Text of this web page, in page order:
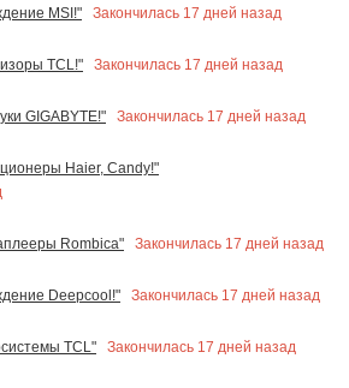
MSI!"
Закончилась 17 дней назад
TCL!"
Закончилась 17 дней назад
GIGABYTE!"
Закончилась 17 дней назад
Haier, Candy!"
Rombica"
Закончилась 17 дней назад
Deepcool!"
Закончилась 17 дней назад
TCL"
Закончилась 17 дней назад